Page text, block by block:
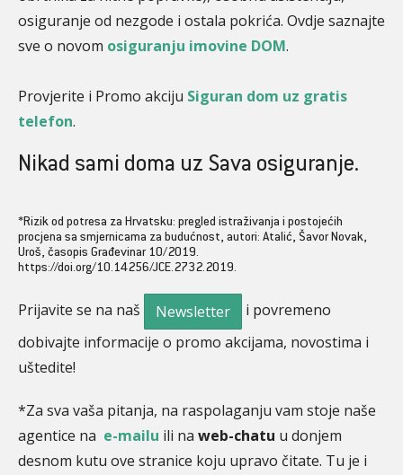
osiguranje od nezgode i ostala pokrića. Ovdje saznajte
sve o novom osiguranju imovine DOM.
Provjerite i Promo akciju Siguran dom uz gratis
telefon.
Nikad sami doma uz Sava osiguranje.
*Rizik od potresa za Hrvatsku: pregled istraživanja i postojećih
procjena sa smjernicama za budućnost, autori: Atalić, Šavor Novak,
Uroš, časopis Građevinar 10/2019.
https://doi.org/10.14256/JCE.2732.2019.
Prijavite se na naš Newsletter
i povremeno
dobivajte informacije o promo akcijama, novostima i
uštedite!
*Za sva vaša pitanja, na raspolaganju vam stoje naše
agentice na e-mailu ili na web-chatu u donjem
desnom kutu ove stranice koju upravo čitate. Tu je i